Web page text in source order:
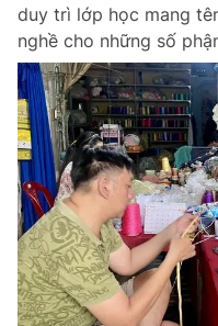
duy trì lớp học mang
nghề cho những số